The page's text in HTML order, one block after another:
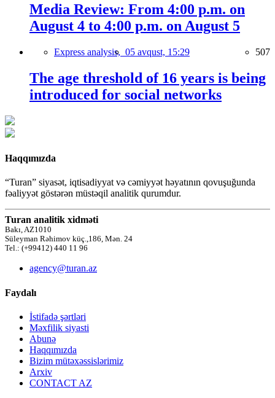
Media Review: From 4:00 p.m. on
August 4 to 4:00 p.m. on August 5
Express analysis, 05 avqust, 15:29 507
The age threshold of 16 years is being
introduced for social networks
Haqqımızda
“Turan” siyasət, iqtisadiyyat və cəmiyyət həyatının qovuşuğunda
fəaliyyət göstərən müstəqil analitik qurumdur.
Turan analitik xidməti
Bakı, AZ1010
Süleyman Rəhimov küç.,186, Mən. 24
Tel.: (+99412) 440 11 96
agency@turan.az
Faydalı
İstifadə şərtləri
Məxfilik siyasti
Abunə
Haqqımızda
Bizim mütəxəssislərimiz
Arxiv
CONTACT AZ